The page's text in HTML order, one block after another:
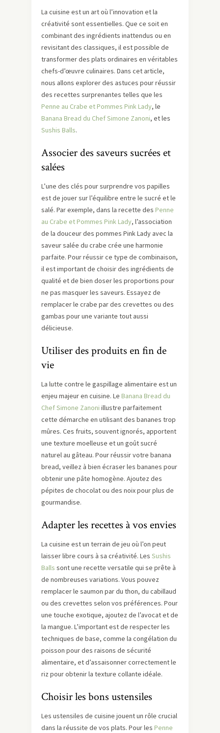
La cuisine est un art où l’innovation et la
créativité sont essentielles. Que ce soit en
combinant des ingrédients inattendus ou en
revisitant des classiques, il est possible de
transformer des plats ordinaires en véritables
chefs-d’œuvre culinaires. Dans cet article,
nous allons explorer des astuces pour réussir
des recettes surprenantes telles que les
Penne au Crabe et Pommes Pink Lady, le
Banana Bread du Chef Simone Zanoni, et les
Sushis Balls.
Associer des saveurs sucrées et
salées
L’une des clés pour surprendre vos papilles
est de jouer sur l’équilibre entre le sucré et le
salé. Par exemple, dans la recette des Penne
au Crabe et Pommes Pink Lady, l’association
de la douceur des pommes Pink Lady avec la
saveur salée du crabe crée une harmonie
parfaite. Pour réussir ce type de combinaison,
il est important de choisir des ingrédients de
qualité et de bien doser les proportions pour
ne pas masquer les saveurs. Essayez de
remplacer le crabe par des crevettes ou des
gambas pour une variante tout aussi
délicieuse.
Utiliser des produits en fin de
vie
La lutte contre le gaspillage alimentaire est un
enjeu majeur en cuisine. Le Banana Bread du
Chef Simone Zanoni illustre parfaitement
cette démarche en utilisant des bananes trop
mûres. Ces fruits, souvent ignorés, apportent
une texture moelleuse et un goût sucré
naturel au gâteau. Pour réussir votre banana
bread, veillez à bien écraser les bananes pour
obtenir une pâte homogène. Ajoutez des
pépites de chocolat ou des noix pour plus de
gourmandise.
Adapter les recettes à vos envies
La cuisine est un terrain de jeu où l’on peut
laisser libre cours à sa créativité. Les Sushis
Balls sont une recette versatile qui se prête à
de nombreuses variations. Vous pouvez
remplacer le saumon par du thon, du cabillaud
ou des crevettes selon vos préférences. Pour
une touche exotique, ajoutez de l’avocat et de
la mangue. L’important est de respecter les
techniques de base, comme la congélation du
poisson pour des raisons de sécurité
alimentaire, et d’assaisonner correctement le
riz pour obtenir la texture collante idéale.
Choisir les bons ustensiles
Les ustensiles de cuisine jouent un rôle crucial
dans la réussite de vos plats. Pour les Penne